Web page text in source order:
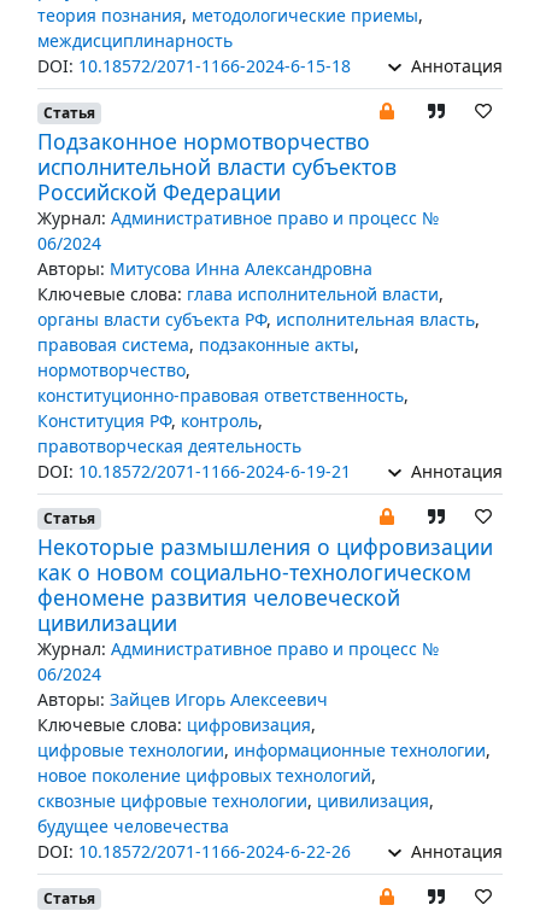
теория познания, методологические приемы,
междисциплинарность
DOI: 10.18572/2071-1166-2024-6-15-18 Аннотация
Статья
Подзаконное нормотворчество
исполнительной власти субъектов
Российской Федерации
Журнал: Административное право и процесс №
06/2024
Авторы: Митусова Инна Александровна
Ключевые слова: глава исполнительной власти,
органы власти субъекта РФ, исполнительная власть,
правовая система, подзаконные акты,
нормотворчество,
конституционно-правовая ответственность,
Конституция РФ, контроль,
правотворческая деятельность
DOI: 10.18572/2071-1166-2024-6-19-21 Аннотация
Статья
Некоторые размышления о цифровизации
как о новом социально-технологическом
феномене развития человеческой
цивилизации
Журнал: Административное право и процесс №
06/2024
Авторы: Зайцев Игорь Алексеевич
Ключевые слова: цифровизация,
цифровые технологии, информационные технологии,
новое поколение цифровых технологий,
сквозные цифровые технологии, цивилизация,
будущее человечества
DOI: 10.18572/2071-1166-2024-6-22-26 Аннотация
Статья